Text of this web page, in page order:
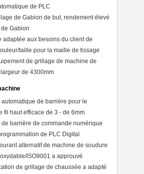
de PLC
de Gabion de but, rendement élevé
Gabion
adaptée aux besoins du client de
taille pour la maille de tissage
de grillage de machine de
de 4300mm
de barrière pour le
fil haut efficace de 3 - de 6mm
barrière de commande numérique
de PLC Digital
alternatif de machine de soudure
ISO9001 a approuvé
de grillage de chaussée a adapté